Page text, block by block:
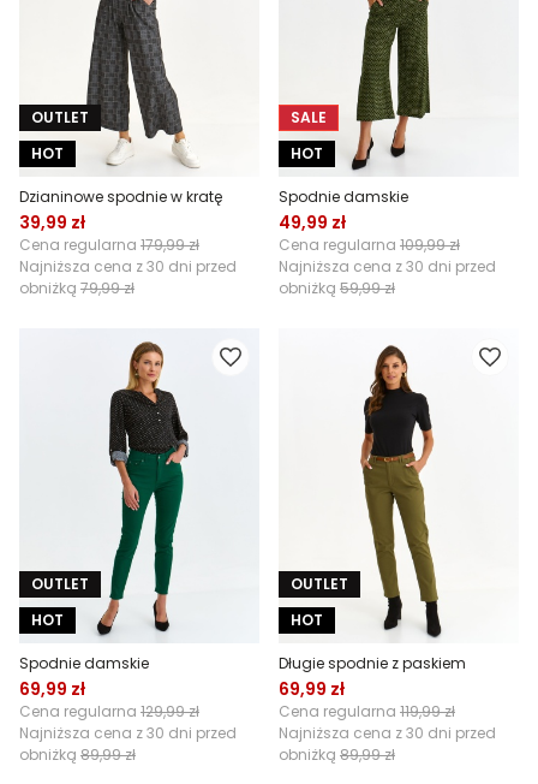
OUTLET
HOT
Dzianinowe spodnie w kratę
39,99 zł
Cena regularna 179,99 zł
Najniższa cena z 30 dni przed
obniżką 79,99 zł
SALE
HOT
Spodnie damskie
49,99 zł
Cena regularna 109,99 zł
Najniższa cena z 30 dni przed
obniżką 59,99 zł
OUTLET
HOT
Spodnie damskie
69,99 zł
Cena regularna 129,99 zł
Najniższa cena z 30 dni przed
obniżką 89,99 zł
OUTLET
HOT
Długie spodnie z paskiem
69,99 zł
Cena regularna 119,99 zł
Najniższa cena z 30 dni przed
obniżką 89,99 zł